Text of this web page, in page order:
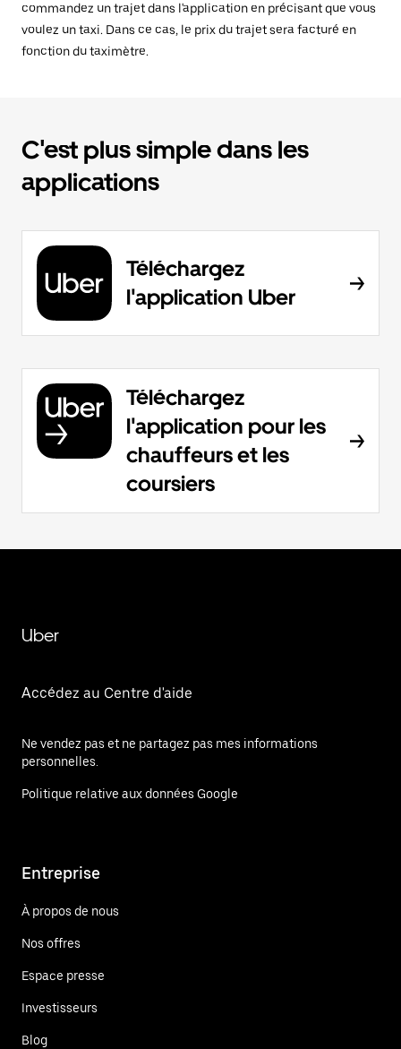
commandez un trajet dans l'application en précisant que vous
voulez un taxi. Dans ce cas, le prix du trajet sera facturé en
fonction du taximètre.
C'est plus simple dans les
applications
Téléchargez
l'application Uber
Téléchargez
l'application pour les
chauffeurs et les
coursiers
Uber
Accédez au Centre d'aide
Ne vendez pas et ne partagez pas mes informations
personnelles.
Politique relative aux données Google
Entreprise
À propos de nous
Nos offres
Espace presse
Investisseurs
Blog